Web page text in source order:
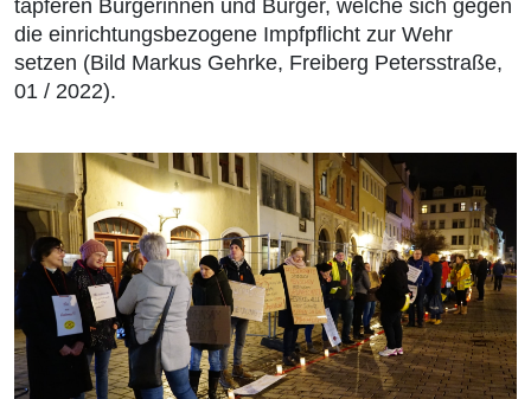
tapferen Bürgerinnen und Bürger, welche sich gegen
die einrichtungsbezogene Impfpflicht zur Wehr
setzen (Bild Markus Gehrke, Freiberg Petersstraße,
01 / 2022).